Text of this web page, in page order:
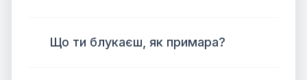
Що ти блукаєш, як примара?